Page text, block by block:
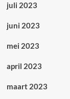
juli 2023
juni 2023
mei 2023
april 2023
maart 2023